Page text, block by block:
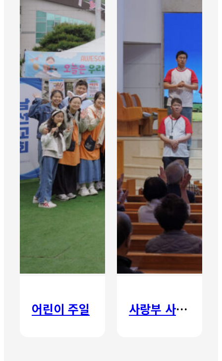
어린이 주일 사랑부 사랑주일